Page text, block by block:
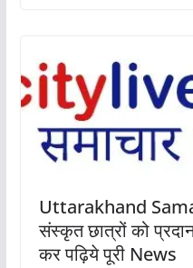
Uttarakhand
संस्कृत छात्रों को
कर पढ़िये पूरी News